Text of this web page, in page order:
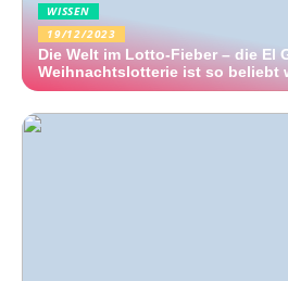
WISSEN
19/12/2023
Die Welt im Lotto-Fieber – die El
Weihnachtslotterie ist so beliebt